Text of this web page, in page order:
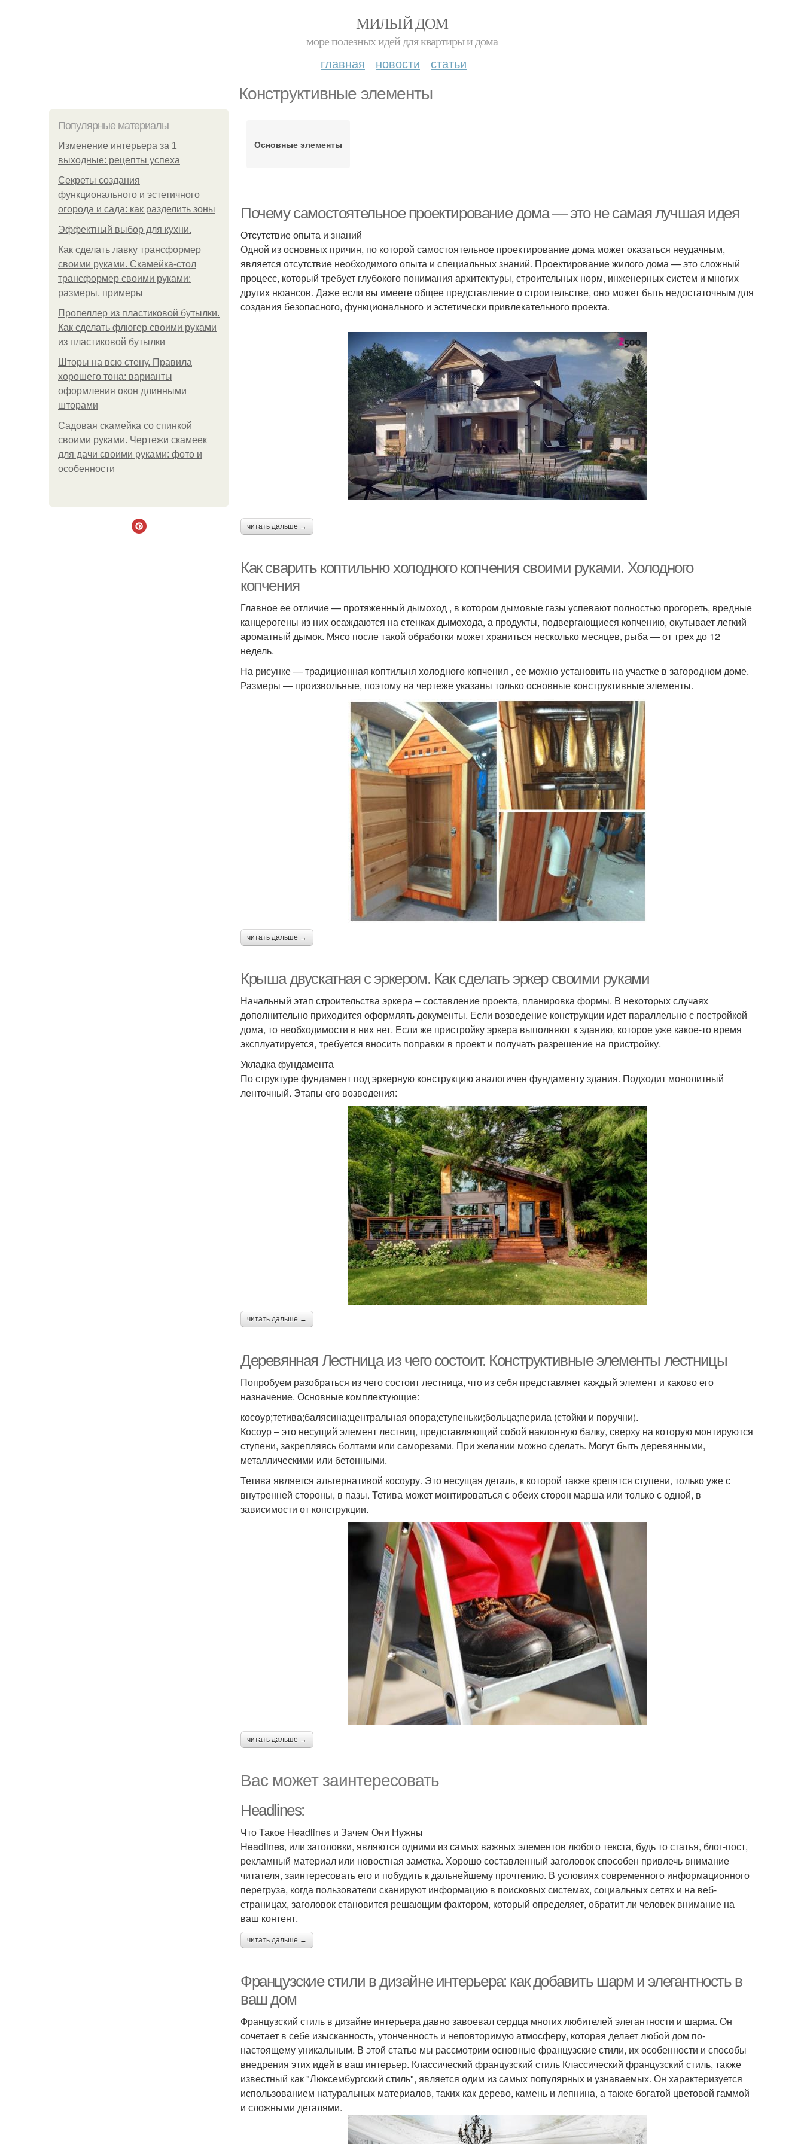
МИЛЫЙ ДОМ
море полезных идей для квартиры и дома
главная новости статьи
Конструктивные элементы
Популярные материалы
Изменение интерьера за 1
выходные: рецепты успеха
Секреты создания
функционального и эстетичного
огорода и сада: как разделить зоны
Эффектный выбор для кухни.
Как сделать лавку трансформер
своими руками. Скамейка-стол
трансформер своими руками:
размеры, примеры
Пропеллер из пластиковой бутылки.
Как сделать флюгер своими руками
из пластиковой бутылки
Шторы на всю стену. Правила
хорошего тона: варианты
оформления окон длинными
шторами
Садовая скамейка со спинкой
своими руками. Чертежи скамеек
для дачи своими руками: фото и
особенности
Основные элементы
Почему самостоятельное проектирование дома — это не самая лучшая идея
Отсутствие опыта и знаний
Одной из основных причин, по которой самостоятельное проектирование дома может оказаться неудачным,
является отсутствие необходимого опыта и специальных знаний. Проектирование жилого дома — это сложный
процесс, который требует глубокого понимания архитектуры, строительных норм, инженерных систем и многих
других нюансов. Даже если вы имеете общее представление о строительстве, оно может быть недостаточным для
создания безопасного, функционального и эстетически привлекательного проекта.
читать дальше →
Как сварить коптильню холодного копчения своими руками. Холодного
копчения
Главное ее отличие — протяженный дымоход , в котором дымовые газы успевают полностью прогореть, вредные
канцерогены из них осаждаются на стенках дымохода, а продукты, подвергающиеся копчению, окутывает легкий
ароматный дымок. Мясо после такой обработки может храниться несколько месяцев, рыба — от трех до 12
недель.
На рисунке — традиционная коптильня холодного копчения , ее можно установить на участке в загородном доме.
Размеры — произвольные, поэтому на чертеже указаны только основные конструктивные элементы.
читать дальше →
Крыша двускатная с эркером. Как сделать эркер своими руками
Начальный этап строительства эркера – составление проекта, планировка формы. В некоторых случаях
дополнительно приходится оформлять документы. Если возведение конструкции идет параллельно с постройкой
дома, то необходимости в них нет. Если же пристройку эркера выполняют к зданию, которое уже какое-то время
эксплуатируется, требуется вносить поправки в проект и получать разрешение на пристройку.
Укладка фундамента
По структуре фундамент под эркерную конструкцию аналогичен фундаменту здания. Подходит монолитный
ленточный. Этапы его возведения:
читать дальше →
Деревянная Лестница из чего состоит. Конструктивные элементы лестницы
Попробуем разобраться из чего состоит лестница, что из себя представляет каждый элемент и каково его
назначение. Основные комплектующие:
косоур;тетива;балясина;центральная опора;ступеньки;больца;перила (стойки и поручни).
Косоур – это несущий элемент лестниц, представляющий собой наклонную балку, сверху на которую монтируются
ступени, закрепляясь болтами или саморезами. При желании можно сделать. Могут быть деревянными,
металлическими или бетонными.
Тетива является альтернативой косоуру. Это несущая деталь, к которой также крепятся ступени, только уже с
внутренней стороны, в пазы. Тетива может монтироваться с обеих сторон марша или только с одной, в
зависимости от конструкции.
читать дальше →
Вас может заинтересовать
Headlines:
Что Такое Headlines и Зачем Они Нужны
Headlines, или заголовки, являются одними из самых важных элементов любого текста, будь то статья, блог-пост,
рекламный материал или новостная заметка. Хорошо составленный заголовок способен привлечь внимание
читателя, заинтересовать его и побудить к дальнейшему прочтению. В условиях современного информационного
перегруза, когда пользователи сканируют информацию в поисковых системах, социальных сетях и на веб-
страницах, заголовок становится решающим фактором, который определяет, обратит ли человек внимание на
ваш контент.
читать дальше →
Французские стили в дизайне интерьера: как добавить шарм и элегантность в
ваш дом
Французский стиль в дизайне интерьера давно завоевал сердца многих любителей элегантности и шарма. Он
сочетает в себе изысканность, утонченность и неповторимую атмосферу, которая делает любой дом по-
настоящему уникальным. В этой статье мы рассмотрим основные французские стили, их особенности и способы
внедрения этих идей в ваш интерьер. Классический французский стиль Классический французский стиль, также
известный как "Люксембургский стиль", является одим из самых популярных и узнаваемых. Он характеризуется
использованием натуральных материалов, таких как дерево, камень и лепнина, а также богатой цветовой гаммой
и сложными деталями.